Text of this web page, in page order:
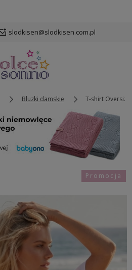
slodkisen@slodkisen.com.pl
Bluzki damskie T-shirt
Promocja